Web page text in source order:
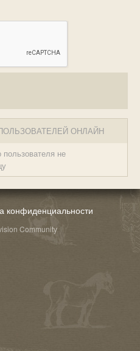
ОНЛАЙН
пользователя не
конфиденциальности
Community